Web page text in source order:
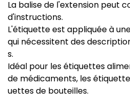
La balise de l'extension peut
d'instructions.
L'étiquette est appliquée à
qui nécessitent des
s.
Idéal pour les étiquettes
de médicaments, les
uettes de bouteilles.